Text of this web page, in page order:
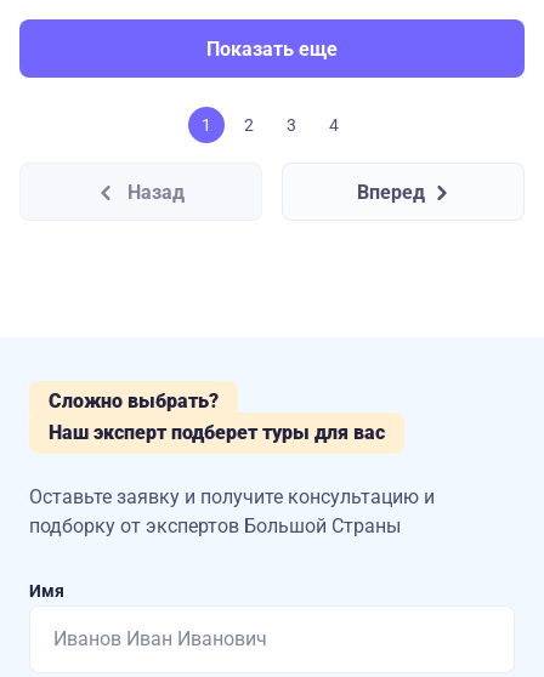
Показать еще
1 2 3 4
Назад Вперед
Сложно выбрать?
Наш эксперт подберет туры для вас
Оставьте заявку и получите консультацию и
подборку от экспертов Большой Страны
Имя